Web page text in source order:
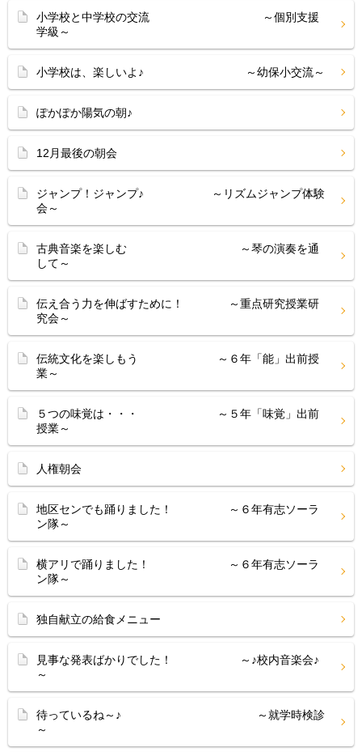
小学校と中学校の交流 ～個別支援
学級～
小学校は、楽しいよ♪ ～幼保小交流～
ぽかぽか陽気の朝♪
12月最後の朝会
ジャンプ！ジャンプ♪ ～リズムジャンプ体験
会～
古典音楽を楽しむ ～琴の演奏を通
して～
伝え合う力を伸ばすために！ ～重点研究授業研
究会～
伝統文化を楽しもう ～６年「能」出前授
業～
５つの味覚は・・・ ～５年「味覚」出前
授業～
人権朝会
地区センでも踊りました！ ～６年有志ソーラ
ン隊～
横アリで踊りました！ ～６年有志ソーラ
ン隊～
独自献立の給食メニュー
見事な発表ばかりでした！ ～♪校内音楽会♪
～
待っているね～♪ ～就学時検診
～